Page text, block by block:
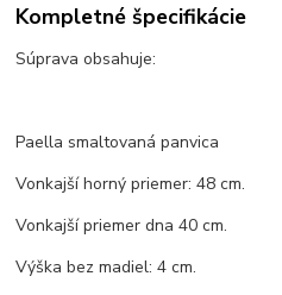
Kompletné špecifikácie
Súprava obsahuje:
Paella smaltovaná panvica
Vonkajší horný priemer: 48 cm.
Vonkajší priemer dna 40 cm.
Výška bez madiel: 4 cm.